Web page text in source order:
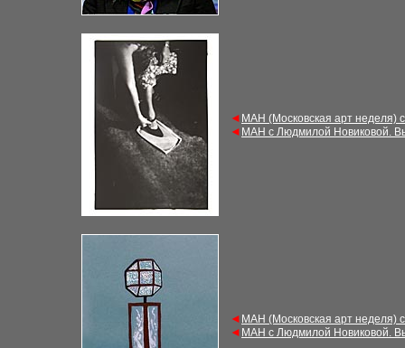
◄ МАН (Московская арт неделя)
◄ МАН с Людмилой Новиковой.
◄ МАН (Московская арт неделя)
◄ МАН с Людмилой Новиковой.